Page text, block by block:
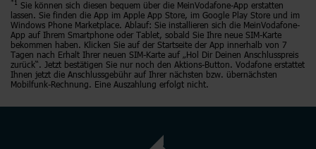
*1 Sie können sich diesen bequem über die MeinVodafone-App erstatten
lassen. Sie finden die App im Apple App Store, im Google Play Store und im
Windows Phone Marketplace. Ablauf: Sie installieren sich die MeinVodafone-
App auf Ihrem Smartphone oder Tablet, sobald Sie Ihre neue SIM-Karte
bekommen haben. Klicken Sie auf der Startseite der App innerhalb von 7
Tagen nach Erhalt Ihrer neuen SIM-Karte auf „Hol Dir Deinen Anschlusspreis
zurück“. Jetzt bestätigen Sie nur noch den Aktions-Button. Vodafone erstattet
Ihnen jetzt die Anschlussgebühr auf Ihrer nächsten bzw. übernächsten
Mobilfunk-Rechnung. Eine Auszahlung erfolgt nicht.